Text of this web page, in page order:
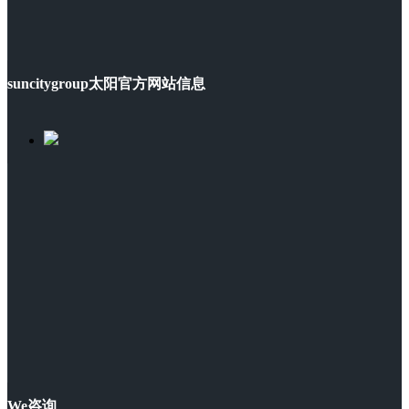
suncitygroup太阳官方网站信息
We咨询